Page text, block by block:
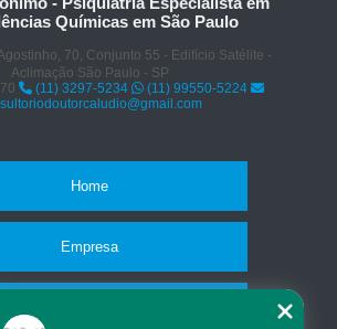
Químicas em São Paulo
70, Conjunto 55 - Edifício Satélite -
Aclimação São Paulo - SP
(11) 3297-5234
(11) 99550-5224
Home
Empresa